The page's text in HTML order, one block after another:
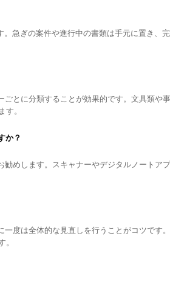
急ぎの案件や進行中の書類は手元に置き、
とに分類することが効果的です。文具類や
。
か？
めします。スキャナーやデジタルノートア
度は全体的な見直しを行うことがコツです